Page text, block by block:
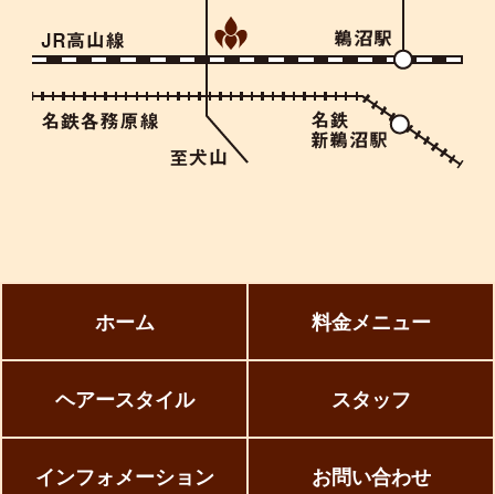
ホーム 料金メニュー
ヘアースタイル スタッフ
インフォメーション お問い合わせ